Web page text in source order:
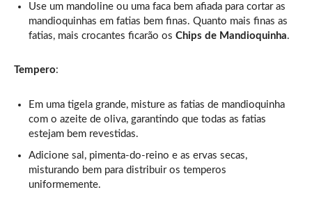
Use um mandoline ou uma faca bem afiada para cortar as
mandioquinhas em fatias bem finas. Quanto mais finas as
fatias, mais crocantes ficarão os Chips de Mandioquinha.
Tempero:
Em uma tigela grande, misture as fatias de mandioquinha
com o azeite de oliva, garantindo que todas as fatias
estejam bem revestidas.
Adicione sal, pimenta-do-reino e as ervas secas,
misturando bem para distribuir os temperos
uniformemente.